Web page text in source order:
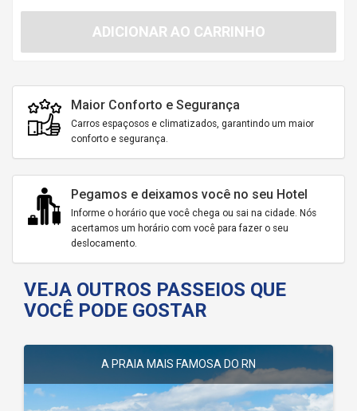
ADICIONAR AO CARRINHO
Maior Conforto e Segurança
Carros espaçosos e climatizados, garantindo um maior
conforto e segurança.
Pegamos e deixamos você no seu Hotel
Informe o horário que você chega ou sai na cidade. Nós
acertamos um horário com você para fazer o seu
deslocamento.
VEJA OUTROS PASSEIOS QUE
VOCÊ PODE GOSTAR
A PRAIA MAIS FAMOSA DO RN